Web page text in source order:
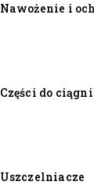
Nawożenie i
Części do
Uszczelniacze